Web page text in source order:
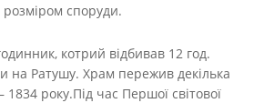
споруди.
котрий відбивав 12 год.
на Ратушу. Храм пережив декілька
року.Під час Першої світової